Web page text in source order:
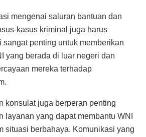
mengenai saluran bantuan dan
kasus kriminal juga harus
penting untuk memberikan
yang berada di luar negeri dan
mereka terhadap
konsulat juga berperan penting
layanan yang dapat membantu WNI
situasi berbahaya. Komunikasi yang